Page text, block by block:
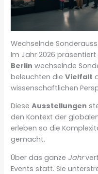
Wechselnde
Im Jahr 2026
Berlin wechselnde
beleuchten dieVielfalt
wissenschaftlichen
DieseAusstellungen
den Kontext der
erleben so die
gemacht.
Über das ganze Jahr
Events statt. Sie